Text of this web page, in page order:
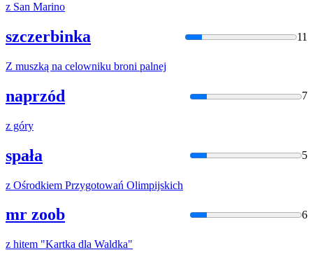
z San Marino
szczerbinka 11
Z muszką na celowniku broni palnej
naprzód 7
z góry
spała 5
z Ośrodkiem Przygotowań Olimpijskich
mr zoob 6
z hitem "Kartka dla Waldka"